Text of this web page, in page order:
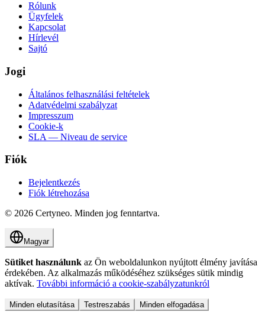
Rólunk
Ügyfelek
Kapcsolat
Hírlevél
Sajtó
Jogi
Általános felhasználási feltételek
Adatvédelmi szabályzat
Impresszum
Cookie-k
SLA — Niveau de service
Fiók
Bejelentkezés
Fiók létrehozása
© 2026 Certyneo. Minden jog fenntartva.
Magyar
Sütiket használunk az Ön weboldalunkon nyújtott élmény javítása
érdekében. Az alkalmazás működéséhez szükséges sütik mindig
aktívak. További információ a cookie-szabályzatunkról
Minden elutasítása Testreszabás Minden elfogadása